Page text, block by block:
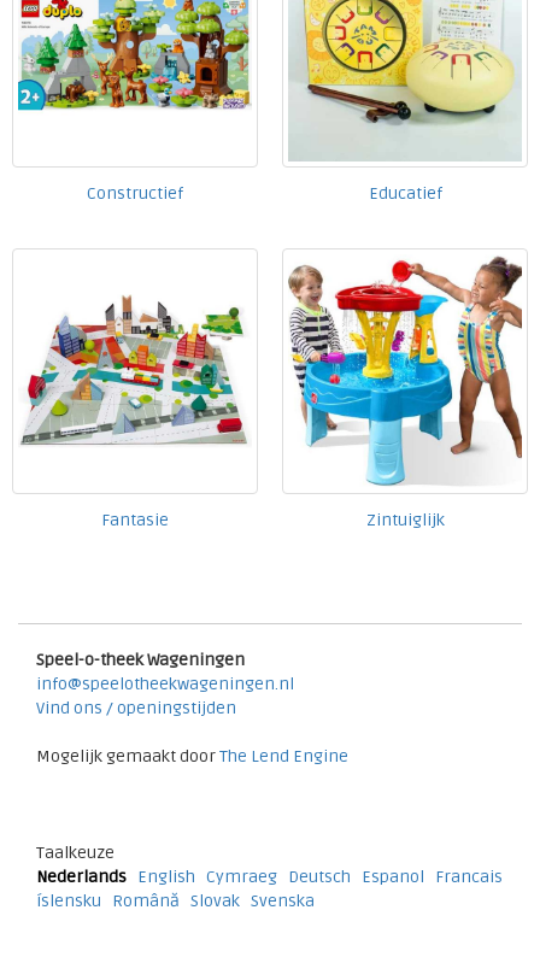
Constructief Educatief
Fantasie Zintuiglijk
Speel-o-theek Wageningen
info@speelotheekwageningen.nl
Vind ons / openingstijden
Mogelijk gemaakt doorThe Lend Engine
Taalkeuze
Nederlands English Cymraeg Deutsch Espanol
Francais
íslensku
Română Slovak Svenska